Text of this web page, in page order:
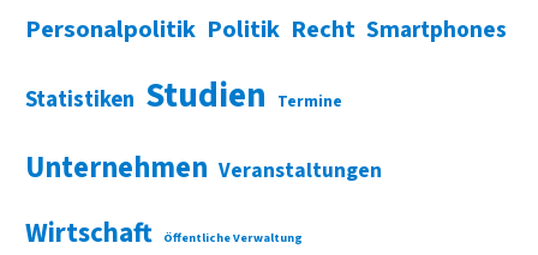
Personalpolitik Politik Recht Smartphones
Statistiken Studien Termine
Unternehmen Veranstaltungen
Wirtschaft Öffentliche Verwaltung